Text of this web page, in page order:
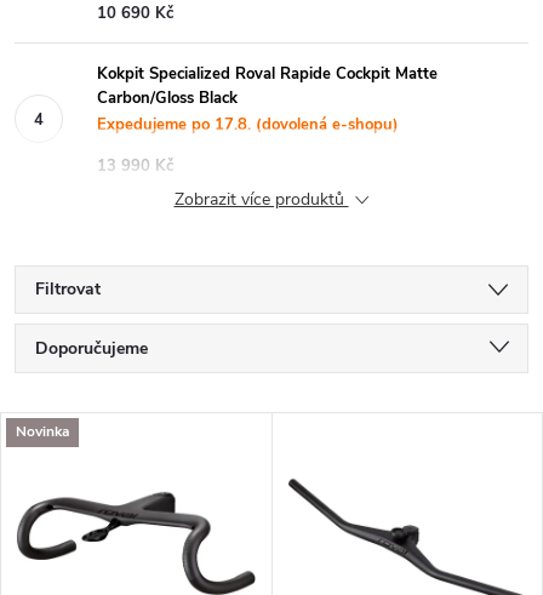
10 690 Kč
Kokpit Specialized Roval Rapide Cockpit Matte
Carbon/Gloss Black
Expedujeme po 17.8. (dovolená e-shopu)
13 990 Kč
Zobrazit více produktů
Filtrovat
Ř
a
e
Doporučujeme
Nejdražší
Nejprodávanější
Abecedně
V
ý
p
Novinka